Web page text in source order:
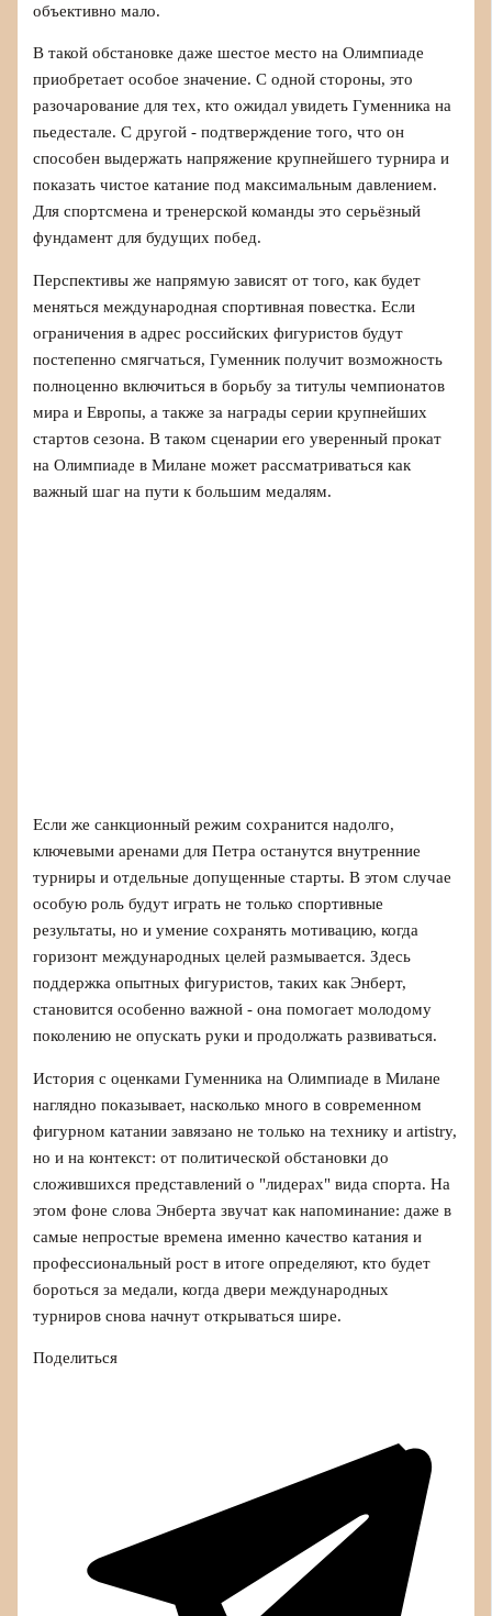
объективно мало.
В такой обстановке даже шестое место на Олимпиаде
приобретает особое значение. С одной стороны, это
разочарование для тех, кто ожидал увидеть Гуменника на
пьедестале. С другой - подтверждение того, что он
способен выдержать напряжение крупнейшего турнира и
показать чистое катание под максимальным давлением.
Для спортсмена и тренерской команды это серьёзный
фундамент для будущих побед.
Перспективы же напрямую зависят от того, как будет
меняться международная спортивная повестка. Если
ограничения в адрес российских фигуристов будут
постепенно смягчаться, Гуменник получит возможность
полноценно включиться в борьбу за титулы чемпионатов
мира и Европы, а также за награды серии крупнейших
стартов сезона. В таком сценарии его уверенный прокат
на Олимпиаде в Милане может рассматриваться как
важный шаг на пути к большим медалям.
Если же санкционный режим сохранится надолго,
ключевыми аренами для Петра останутся внутренние
турниры и отдельные допущенные старты. В этом случае
особую роль будут играть не только спортивные
результаты, но и умение сохранять мотивацию, когда
горизонт международных целей размывается. Здесь
поддержка опытных фигуристов, таких как Энберт,
становится особенно важной - она помогает молодому
поколению не опускать руки и продолжать развиваться.
История с оценками Гуменника на Олимпиаде в Милане
наглядно показывает, насколько много в современном
фигурном катании завязано не только на технику и artistry,
но и на контекст: от политической обстановки до
сложившихся представлений о "лидерах" вида спорта. На
этом фоне слова Энберта звучат как напоминание: даже в
самые непростые времена именно качество катания и
профессиональный рост в итоге определяют, кто будет
бороться за медали, когда двери международных
турниров снова начнут открываться шире.
Поделиться